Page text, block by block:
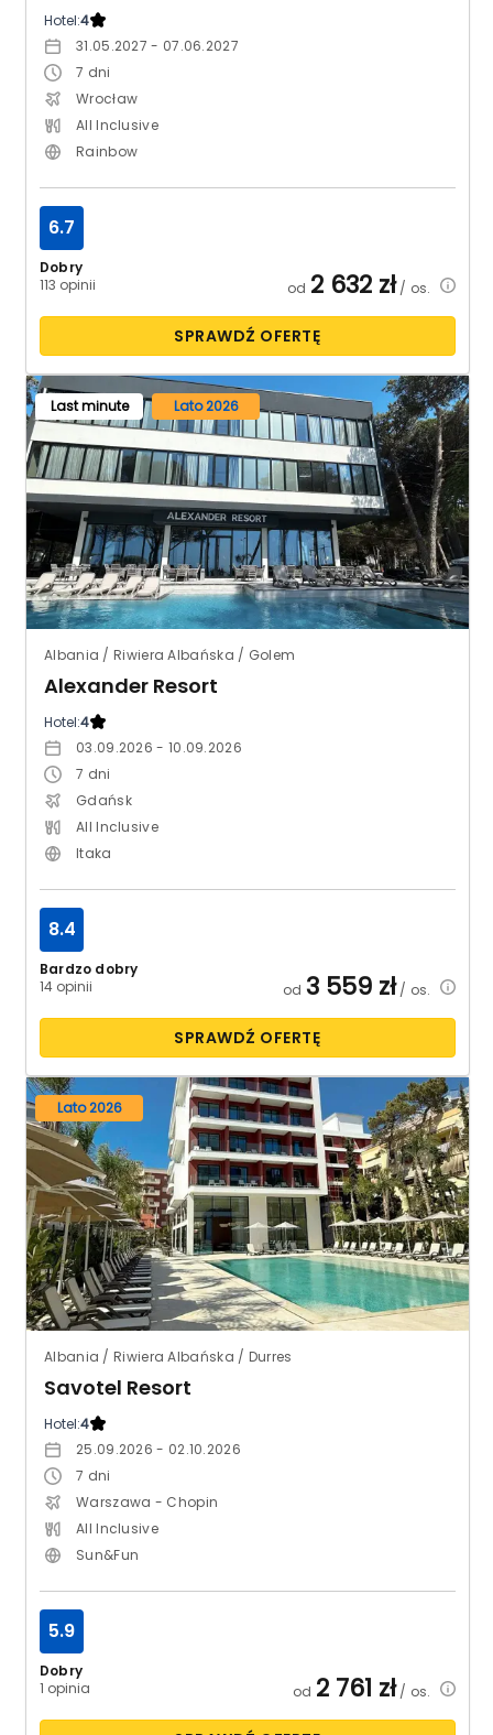
Hotel:4
31.05.2027 - 07.06.2027
7 dni
Wrocław
All Inclusive
Rainbow
Dobry
113 opinii
6.7
od 2 632 zł/ os.
SPRAWDŹ OFERTĘ
Last minute Lato 2026
Albania / Riwiera Albańska / Golem
Alexander Resort
Hotel:4
03.09.2026 - 10.09.2026
7 dni
Gdańsk
All Inclusive
Itaka
Bardzo dobry
14 opinii
8.4
od 3 559 zł/ os.
SPRAWDŹ OFERTĘ
Lato 2026
Albania / Riwiera Albańska / Durres
Savotel Resort
Hotel:4
25.09.2026 - 02.10.2026
7 dni
Warszawa - Chopin
All Inclusive
Sun&Fun
Dobry
1 opinia
5.9
od 2 761 zł/ os.